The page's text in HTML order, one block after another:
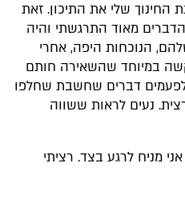
החינוך שלי את התיכון. זאת
מאוד התרגשתי והיה
הנוכחות היפה, אחרי
במיוחד שהשאירה חותם
דברים שחשבת שחלפו
נעים לראות ששווה
מניח לרגע בצד. רציתי